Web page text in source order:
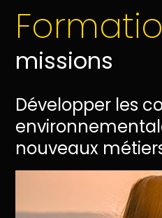
missions
Développer les
nouveaux